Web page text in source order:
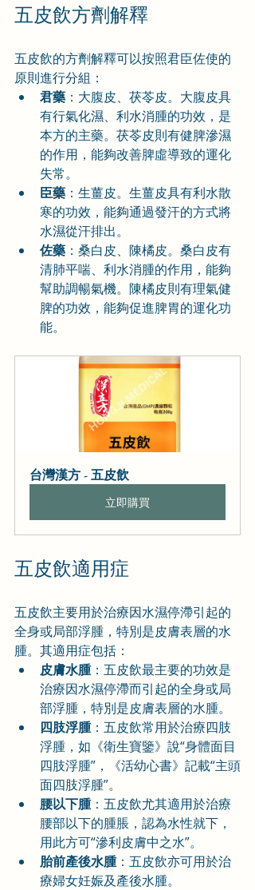
五皮飲方劑解釋
五皮飲的方劑解釋可以按照君臣佐使的
原則進行分組：
君藥 ：大腹皮、茯苓皮。大腹皮具
有行氣化濕、利水消腫的功效，是
本方的主藥。茯苓皮則有健脾滲濕
的作用，能夠改善脾虛導致的運化
失常。
臣藥 ：生薑皮。生薑皮具有利水散
寒的功效，能夠通過發汗的方式將
水濕從汗排出。
佐藥 ：桑白皮、陳橘皮。桑白皮有
清肺平喘、利水消腫的作用，能夠
幫助調暢氣機。陳橘皮則有理氣健
脾的功效，能夠促進脾胃的運化功
能。
台灣漢方 - 五皮飲
立即購買
五皮飲適用症
五皮飲主要用於治療因水濕停滯引起的
全身或局部浮腫，特別是皮膚表層的水
腫。其適用症包括：
皮膚水腫：五皮飲最主要的功效是
治療因水濕停滯而引起的全身或局
部浮腫，特別是皮膚表層的水腫。
四肢浮腫：五皮飲常用於治療四肢
浮腫，如《衛生寶鑒》說“身體面目
四肢浮腫”，《活幼心書》記載“主頭
面四肢浮腫”。
腰以下腫：五皮飲尤其適用於治療
腰部以下的腫脹，認為水性就下，
用此方可“滲利皮膚中之水”。
胎前產後水腫：五皮飲亦可用於治
療婦女妊娠及產後水腫。